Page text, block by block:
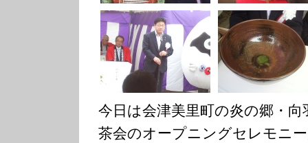
今日は会津美里町の炎の郷・
茶会のオープニングセレモニ